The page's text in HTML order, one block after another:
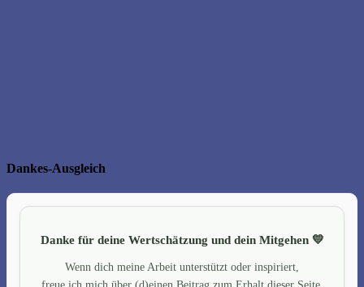
Dankes-Ausgleich
Danke für deine Wertschätzung und dein Mitgehen 💛
Wenn dich meine Arbeit unterstützt oder inspiriert,